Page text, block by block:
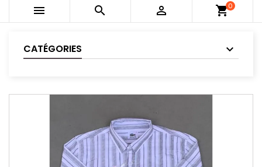
   shopping_cart0
CATÉGORIES